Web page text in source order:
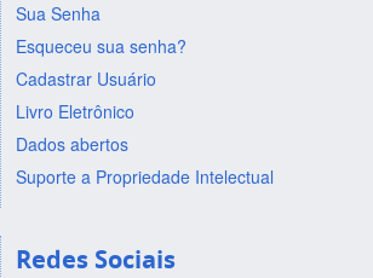
Sua Senha
Esqueceu sua senha?
Cadastrar Usuário
Livro Eletrônico
Dados abertos
Suporte a Propriedade Intelectual
Redes Sociais